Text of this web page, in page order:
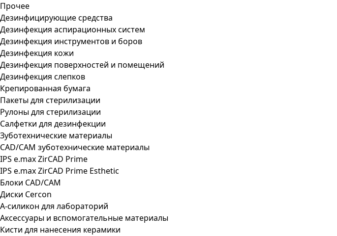
Прочее
Дезинфицирующие средства
Дезинфекция аспирационных систем
Дезинфекция инструментов и боров
Дезинфекция кожи
Дезинфекция поверхностей и помещений
Дезинфекция слепков
Крепированная бумага
Пакеты для стерилизации
Рулоны для стерилизации
Салфетки для дезинфекции
Зуботехнические материалы
CAD/CAM зуботехнические материалы
IPS e.max ZirCAD Prime
IPS e.max ZirCAD Prime Esthetic
Блоки CAD/CAM
Диски Cercon
А-силикон для лабораторий
Аксессуары и вспомогательные материалы
Кисти для нанесения керамики